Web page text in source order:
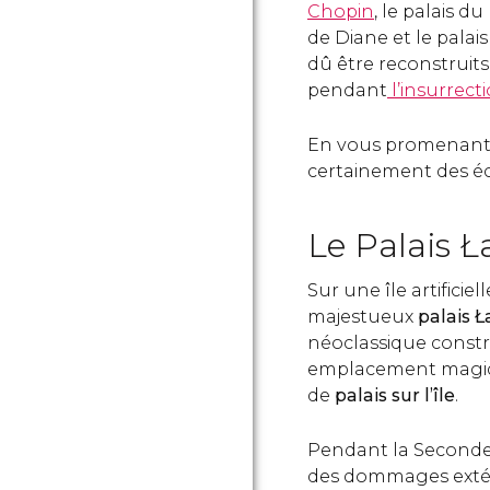
Chopin, le palais
de Diane et le
dû être
pendant
En vous
certainement des
Le Palais
Sur une île
majestueux palais
néoclassique
emplacement
de palais sur l’île.
Pendant la
des dommages